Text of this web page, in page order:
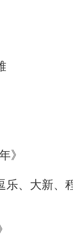
》
、大新、